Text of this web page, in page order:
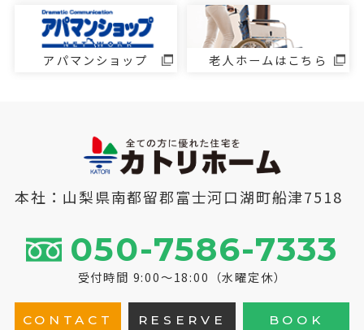
アパマンショップ 老人ホームはこちら
本社：山梨県南都留郡富士河口湖町船津7518
050-7586-7333
受付時間 9:00～18:00（水曜定休）
CONTACT RESERVE BOOK